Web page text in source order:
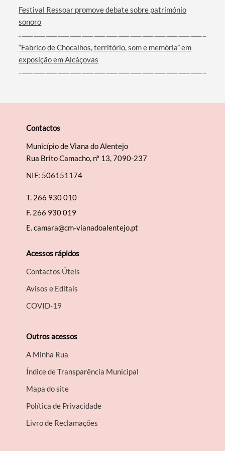
Festival Ressoar promove debate sobre património
sonoro
“Fabrico de Chocalhos, território, som e memória” em
exposição em Alcáçovas
Contactos
Município de Viana do Alentejo
Rua Brito Camacho, nº 13, 7090-237
NIF: 506151174
T. 266 930 010
F. 266 930 019
E.camara@cm-vianadoalentejo.pt
Acessos rápidos
Contactos Úteis
Avisos e Editais
COVID-19
Outros acessos
A Minha Rua
Índice de Transparência Municipal
Mapa do site
Política de Privacidade
Livro de Reclamações